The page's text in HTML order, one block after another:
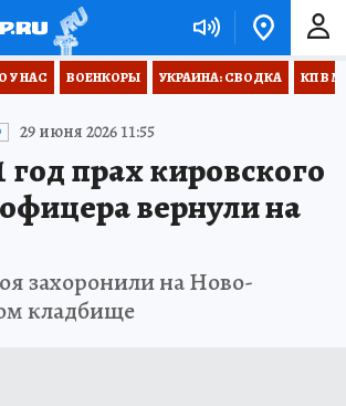
У НАС ВОЕНКОРЫ УКРАИНА: СВОДКА КП В
29 июня 2026 11:55
год прах кировского
вернули на
захоронили на Ново-
кладбище